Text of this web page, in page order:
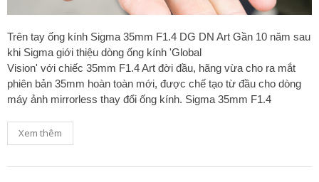
Trên tay ống kính Sigma 35mm F1.4 DG DN Art Gần 10 năm sau
khi Sigma giới thiệu dòng ống kính 'Global
Vision' với chiếc 35mm F1.4 Art đời đầu, hãng vừa cho ra mắt
phiên bản 35mm hoàn toàn mới, được chế tạo từ đầu cho dòng
máy ảnh mirrorless thay đổi ống kính. Sigma 35mm F1.4
Xem thêm